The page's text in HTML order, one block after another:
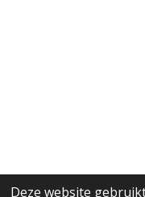
Deze website